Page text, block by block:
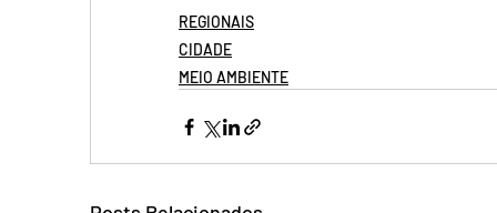
REGIONAIS
CIDADE
MEIO AMBIENTE